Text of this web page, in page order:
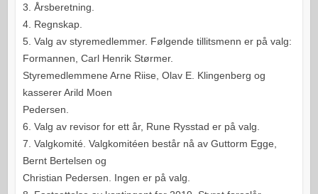
3. Årsberetning.
4. Regnskap.
5. Valg av styremedlemmer. Følgende tillitsmenn er på valg:
Formannen, Carl Henrik Størmer.
Styremedlemmene Arne Riise, Olav E. Klingenberg og
kasserer Arild Moen
Pedersen.
6. Valg av revisor for ett år, Rune Rysstad er på valg.
7. Valgkomité. Valgkomitéen består nå av Guttorm Egge,
Bernt Bertelsen og
Christian Pedersen. Ingen er på valg.